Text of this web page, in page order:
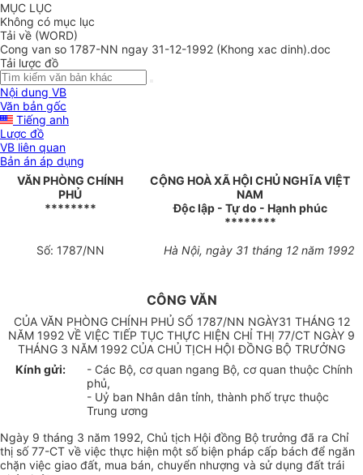
MỤC LỤC
Không có mục lục
Tải về (WORD)
Cong van so 1787-NN ngay 31-12-1992 (Khong xac dinh).doc
Tải lược đồ
Nội dung VB
Văn bản gốc
Tiếng anh
Lược đồ
VB liên quan
Bản án áp dụng
VĂN PHÒNG CHÍNH
PHỦ
********
CỘNG HOÀ XÃ HỘI CHỦ NGHĨA VIỆT
NAM
Độc lập - Tự do - Hạnh phúc
********
Số: 1787/NN Hà Nội, ngày 31 tháng 12 năm 1992
CÔNG VĂN
CỦA VĂN PHÒNG CHÍNH PHỦ SỐ 1787/NN NGÀY31 THÁNG 12
NĂM 1992 VỀ VIỆC TIẾP TỤC THỰC HIỆN CHỈ THỊ 77/CT NGÀY 9
THÁNG 3 NĂM 1992 CỦA CHỦ TỊCH HỘI ĐỒNG BỘ TRƯỞNG
Kính gửi:
- Các Bộ, cơ quan ngang Bộ, cơ quan thuộc Chính
phủ,
- Uỷ ban Nhân dân tỉnh, thành phố trực thuộc
Trung ương
Ngày 9 tháng 3 năm 1992, Chủ tịch Hội đồng Bộ trưởng đã ra Chỉ
thị số 77-CT về việc thực hiện một số biện pháp cấp bách để ngăn
chặn việc giao đất, mua bán, chuyển nhượng và sử dụng đất trái